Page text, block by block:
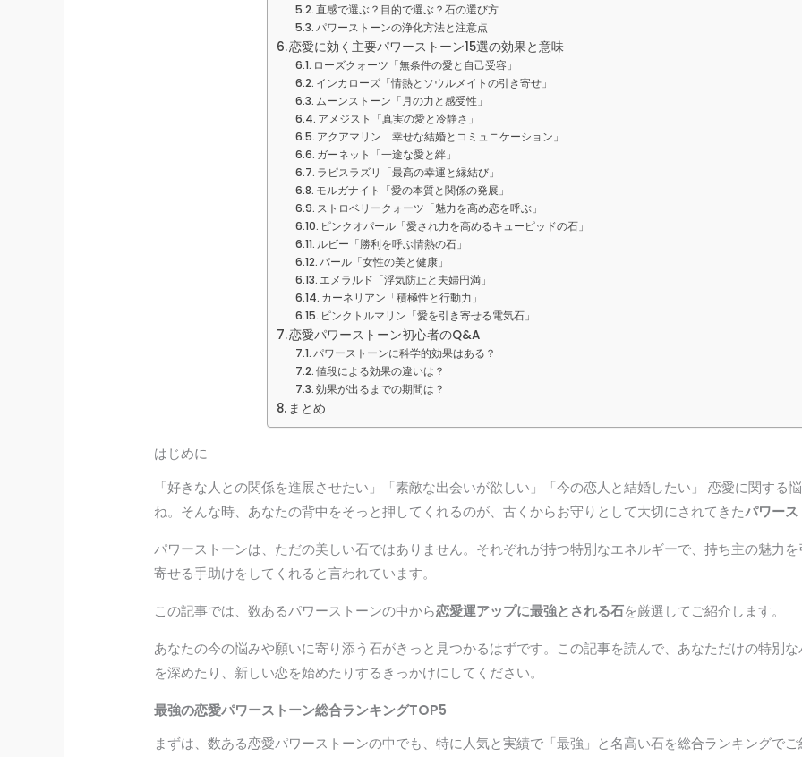
直感で選ぶ？目的で選ぶ？石の選び方
パワーストーンの浄化方法と注意点
恋愛に効く主要パワーストーン15選の効果と意味
ローズクォーツ「無条件の愛と自己受容」
インカローズ「情熱とソウルメイトの引き寄せ」
ムーンストーン「月の力と感受性」
アメジスト「真実の愛と冷静さ」
アクアマリン「幸せな結婚とコミュニケーション」
ガーネット「一途な愛と絆」
ラピスラズリ「最高の幸運と縁結び」
モルガナイト「愛の本質と関係の発展」
ストロベリークォーツ「魅力を高め恋を呼ぶ」
ピンクオパール「愛され力を高めるキューピッドの石」
ルビー「勝利を呼ぶ情熱の石」
パール「女性の美と健康」
エメラルド「浮気防止と夫婦円満」
カーネリアン「積極性と行動力」
ピンクトルマリン「愛を引き寄せる電気石」
恋愛パワーストーン初心者のQ&A
パワーストーンに科学的効果はある？
値段による効果の違いは？
効果が出るまでの期間は？
まとめ
はじめに
「好きな人との関係を進展させたい」「素敵な出会いが欲しい」「今の恋人と結婚したい」 恋愛に関する
ね。そんな時、あなたの背中をそっと押してくれるのが、古くからお守りとして大切にされてきたパワー
パワーストーンは、ただの美しい石ではありません。それぞれが持つ特別なエネルギーで、持ち主の魅力
寄せる手助けをしてくれると言われています。
この記事では、数あるパワーストーンの中から恋愛運アップに最強とされる石を厳選してご紹介します。
あなたの今の悩みや願いに寄り添う石がきっと見つかるはずです。この記事を読んで、あなただけの特別
を深めたり、新しい恋を始めたりするきっかけにしてください。
最強の恋愛パワーストーン総合ランキングTOP5
まずは、数ある恋愛パワーストーンの中でも、特に人気と実績で「最強」と名高い石を総合ランキングで